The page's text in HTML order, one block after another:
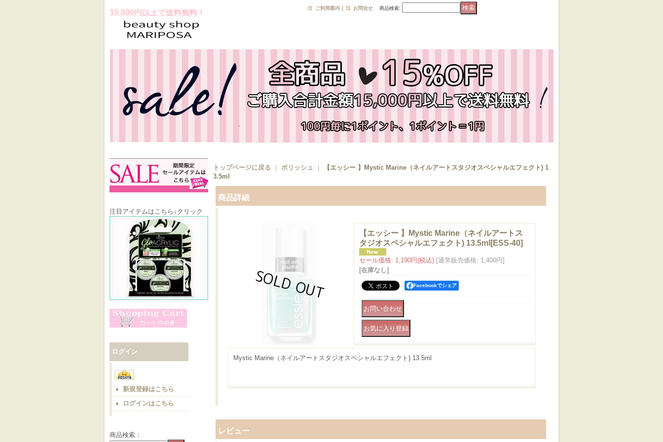
スお買上げ合計金額15,000円以上で送料無料！
ご利用案内 ｜ お問合せ 商品検索:
注目アイテムはこちら↓クリック
ログイン
新規登録はこちら
ログインはこちら
商品検索：
トップページに戻る ポリッシュ
【エッシー 】Mystic Marine（ネイルアートスタジオスペシャルエフェクト) 1
3.5ml
商品詳細
【エッシー 】Mystic Marine（ネイルアートス
タジオスペシャルエフェクト) 13.5ml [ESS-40]
セール価格: 1,190円(税込) [通常販売価格: 1,400円]
[在庫なし]
Facebookでシェア
Mystic Marine（ネイルアートスタジオスペシャルエフェクト) 13.5ml
レビュー